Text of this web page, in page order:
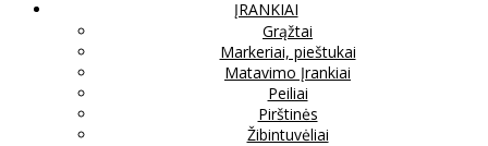
ĮRANKIAI
Grąžtai
Markeriai, pieštukai
Matavimo Įrankiai
Peiliai
Pirštinės
Žibintuvėliai